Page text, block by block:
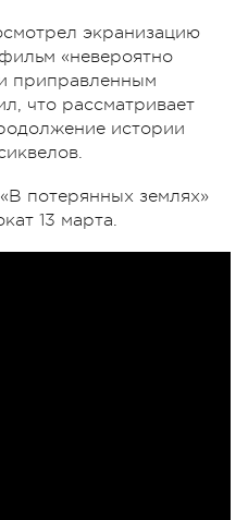
экранизацию
«невероятно
приправленным
что рассматривает
истории
потерянных землях»
13 марта.